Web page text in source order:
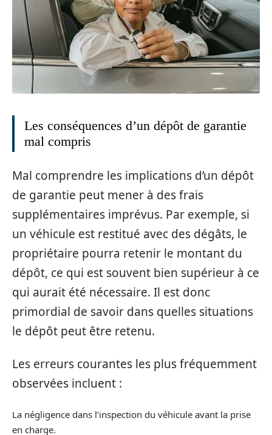
Les conséquences d’un dépôt de garantie
mal compris
Mal comprendre les implications d’un dépôt
de garantie peut mener à des frais
supplémentaires imprévus. Par exemple, si
un véhicule est restitué avec des dégâts, le
propriétaire pourra retenir le montant du
dépôt, ce qui est souvent bien supérieur à ce
qui aurait été nécessaire. Il est donc
primordial de savoir dans quelles situations
le dépôt peut être retenu.
Les erreurs courantes les plus fréquemment
observées incluent :
La négligence dans l’inspection du véhicule avant la prise
en charge.